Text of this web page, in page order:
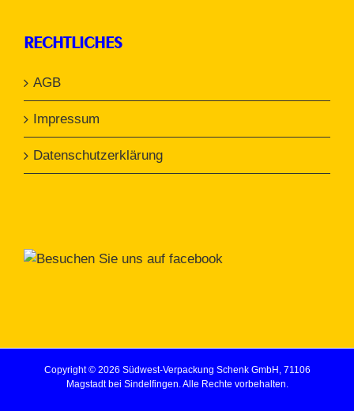
RECHTLICHES
AGB
Impressum
Datenschutzerklärung
Copyright © 2026 Südwest-Verpackung Schenk GmbH, 71106
Magstadt bei Sindelfingen. Alle Rechte vorbehalten.